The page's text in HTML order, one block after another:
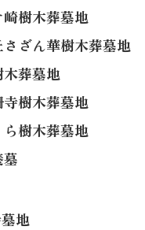
樹木葬墓地
ざん華樹木葬墓地
葬墓地
樹木葬墓地
樹木葬墓地
地